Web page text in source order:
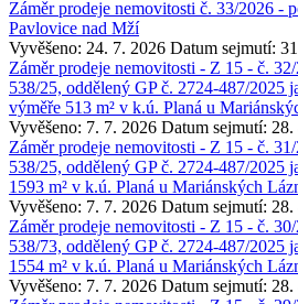
Záměr prodeje nemovitosti č. 33/2026 -
Pavlovice nad Mží
Vyvěšeno: 24. 7. 2026 Datum sejmutí:
Záměr prodeje nemovitosti - Z 15 - č.
538/25, oddělený GP č. 2724-487/2025
výměře 513 m² v k.ú. Planá u
Vyvěšeno: 7. 7. 2026 Datum sejmutí: 28.
Záměr prodeje nemovitosti - Z 15 - č.
538/25, oddělený GP č. 2724-487/2025
1593 m² v k.ú. Planá u Mariánských
Vyvěšeno: 7. 7. 2026 Datum sejmutí: 28.
Záměr prodeje nemovitosti - Z 15 - č.
538/73, oddělený GP č. 2724-487/2025
1554 m² v k.ú. Planá u Mariánských
Vyvěšeno: 7. 7. 2026 Datum sejmutí: 28.